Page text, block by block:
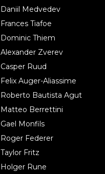
Daniil Medvedev
Frances Tiafoe
Dominic Thiem
Alexander Zverev
Casper Ruud
Felix Auger-Aliassime
Roberto Bautista Agut
Matteo Berrettini
Gael Monfils
Roger Federer
Taylor Fritz
Holger Rune